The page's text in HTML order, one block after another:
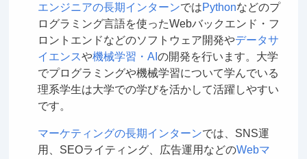
エンジニアの長期インターンではPythonなどのプ
ログラミング言語を使ったWebバックエンド・フ
ロントエンドなどのソフトウェア開発やデータサ
イエンスや機械学習・AI の開発を行います。大学
でプログラミングや機械学習について学んでいる
理系学生は大学での学びを活かして活躍しやすい
です。
マーケティングの長期インターンでは、SNS運
用、SEOライティング、広告運用などのWebマ